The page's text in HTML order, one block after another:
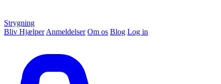
Strygning
Bliv Hjælper Anmeldelser Om os Blog Log in